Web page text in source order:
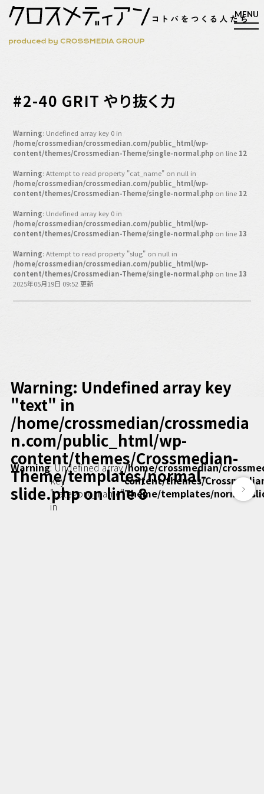
マガジン
新刊ができるまで
EVENT
MY WORK
編集4.0
人間主義的経営
バックオフィス
その他
ビジネスアスリートのための
コンディショニング
編集4.0
その他
ラジオ
Podcast番組
「ビジネス・ブック・アカデミー」
Podcast番組
#2-40 GRIT やり抜く力
Warning: Undefined array key 0 in
/home/crossmedian/crossmedian.com/public_html/wp-
content/themes/Crossmedian-Theme/single-normal.php on line 12
Warning: Attempt to read property "cat_name" on null in
/home/crossmedian/crossmedian.com/public_html/wp-
content/themes/Crossmedian-Theme/single-normal.php on line 12
Warning: Undefined array key 0 in
/home/crossmedian/crossmedian.com/public_html/wp-
content/themes/Crossmedian-Theme/single-normal.php on line 13
Warning: Attempt to read property "slug" on null in
/home/crossmedian/crossmedian.com/public_html/wp-
content/themes/Crossmedian-Theme/single-normal.php on line 13
2025年05月19日 09:52 更新
Warning: Undefined array key
"text" in
/home/crossmedian/crossmedia
n.com/public_html/wp-
content/themes/Crossmedian-
Theme/templates/normal-
slide.phpon line8
Warning: Undefined array
key
"category_name"
in
/home/crossmedian/
content/themes/
Theme/templates/normal-